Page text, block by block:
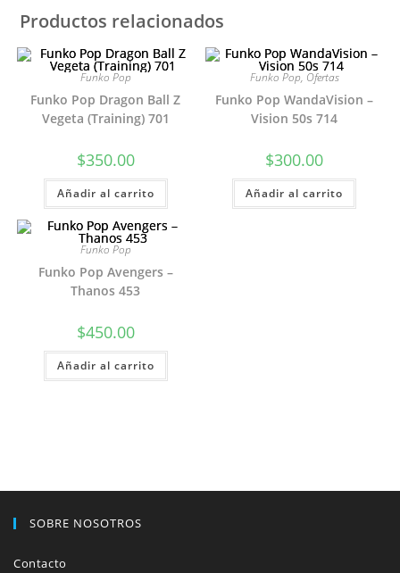
Productos relacionados
Funko Pop
Funko Pop Dragon Ball Z
Vegeta (Training) 701
$350.00
Añadir al carrito
Funko Pop, Ofertas
Funko Pop WandaVision –
Vision 50s 714
$300.00
Añadir al carrito
Funko Pop
Funko Pop Avengers –
Thanos 453
$450.00
Añadir al carrito
SOBRE NOSOTROS
Contacto